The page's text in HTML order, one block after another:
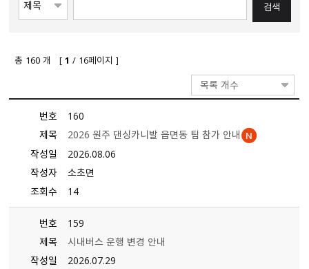
총 160 개 [1 / 16페이지 ]
목록 개수
번호
160
제목
2026 원주 댄싱카니발 읍면동 팀 참가 안내
작성일
2026.08.06
작성자
소초면
조회수
14
번호
159
제목
시내버스 운행 변경 안내
작성일
2026.07.29